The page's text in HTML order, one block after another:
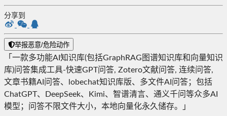
分享到
举报恶意/危险动作
「一款多功能AI知识库(包括GraphRAG图谱知识库和向量知识
库)问答集成工具-快速GPT问答, Zotero文献问答, 连续问答,
文章书籍AI问答、lobechat知识库版、多文件AI问答；包括
ChatGPT、DeepSeek、Kimi、智谱清言、通义千问等众多AI
模型；问答不限文件大小，本地向量化永久储存。」